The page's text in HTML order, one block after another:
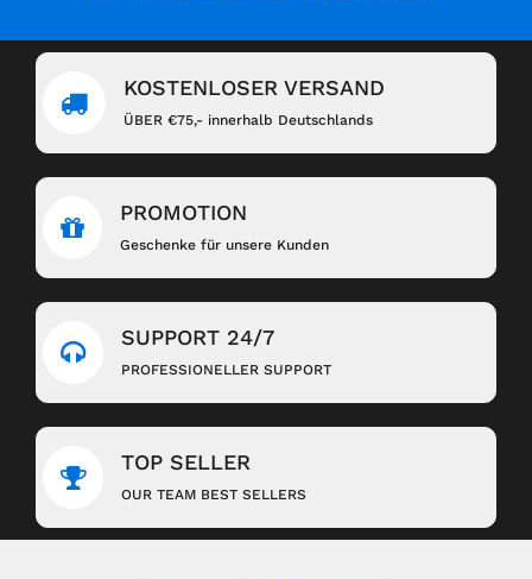
KOSTENLOSER VERSAND
ÜBER €75,- innerhalb Deutschlands
PROMOTION
Geschenke für unsere Kunden
SUPPORT 24/7
PROFESSIONELLER SUPPORT
TOP SELLER
OUR TEAM BEST SELLERS